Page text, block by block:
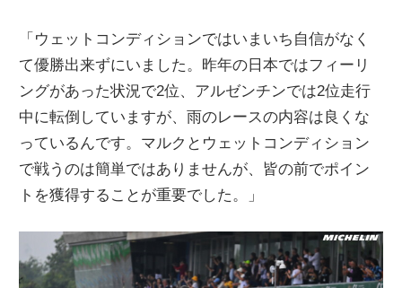
「ウェットコンディションではいまいち自信がなく
て優勝出来ずにいました。昨年の日本ではフィーリ
ングがあった状況で2位、アルゼンチンでは2位走行
中に転倒していますが、雨のレースの内容は良くな
っているんです。マルクとウェットコンディション
で戦うのは簡単ではありませんが、皆の前でポイン
トを獲得することが重要でした。」